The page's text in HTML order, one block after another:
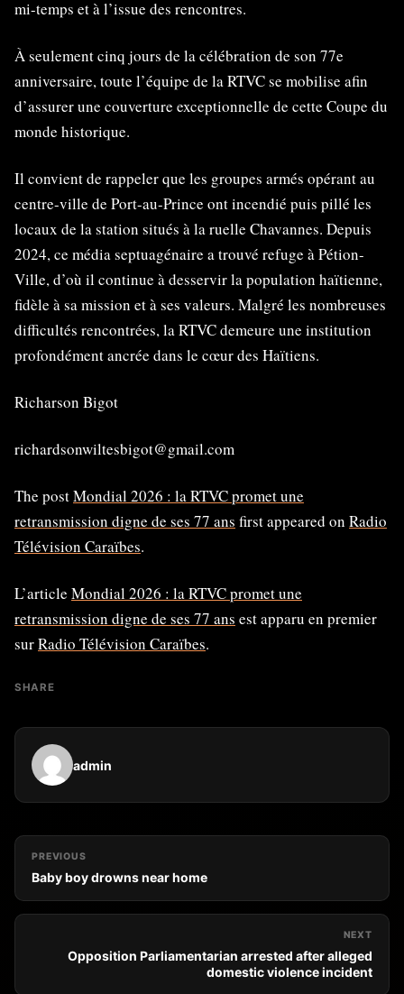
mi-temps et à l’issue des rencontres.
À seulement cinq jours de la célébration de son 77e
anniversaire, toute l’équipe de la RTVC se mobilise afin
d’assurer une couverture exceptionnelle de cette Coupe du
monde historique.
Il convient de rappeler que les groupes armés opérant au
centre-ville de Port-au-Prince ont incendié puis pillé les
locaux de la station situés à la ruelle Chavannes. Depuis
2024, ce média septuagénaire a trouvé refuge à Pétion-
Ville, d’où il continue à desservir la population haïtienne,
fidèle à sa mission et à ses valeurs. Malgré les nombreuses
difficultés rencontrées, la RTVC demeure une institution
profondément ancrée dans le cœur des Haïtiens.
Richarson Bigot
richardsonwiltesbigot@gmail.com
The postMondial 2026 : la RTVC promet une
retransmission digne de ses 77 ans first appeared on Radio
Télévision Caraïbes.
L’article Mondial 2026 : la RTVC promet une
retransmission digne de ses 77 ans est apparu en premier
surRadio Télévision Caraïbes.
SHARE
admin
PREVIOUS
Baby boy drowns near home
NEXT
Opposition Parliamentarian arrested after alleged
domestic violence incident